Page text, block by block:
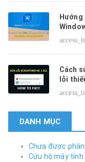
Cách
lỗi
DANH MỤC
Chưa được
Cứu hộ máy tính